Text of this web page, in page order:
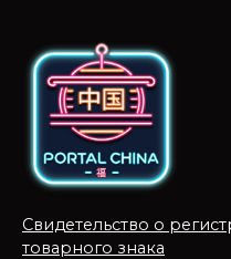
Свидетельство о
товарного знака